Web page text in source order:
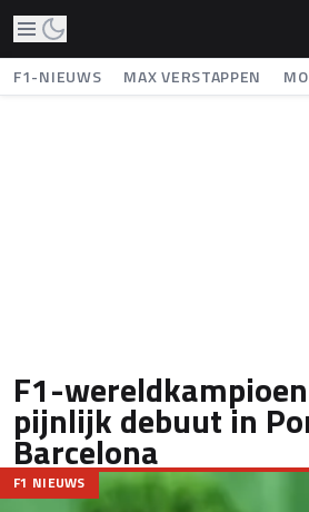
F1-NIEUWS MAX VERSTAPPEN
F1-
pijnlijk debuut in
Barcelona
F1 NIEUWS